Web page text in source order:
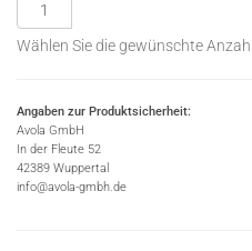
Wählen Sie die gewünschte Anzahl
Angaben zur Produktsicherheit:
Avola GmbH
In der Fleute 52
42389 Wuppertal
info@avola-gmbh.de